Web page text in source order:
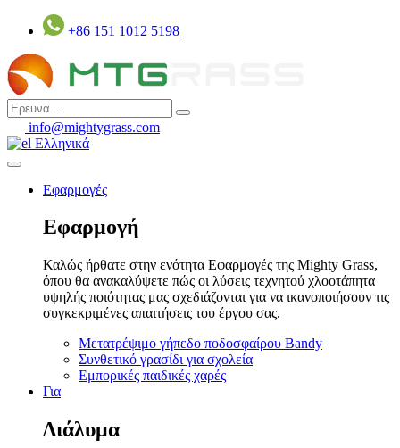
Μετάβαση
περιεχόμενο
+86 151 1012 5198
info@mightygrass.com
Ελληνικά
Εφαρμογές
Εφαρμογή
Καλώς ήρθατε στην ενότητα Εφαρμογές της Mighty Grass,
όπου θα ανακαλύψετε πώς οι λύσεις τεχνητού χλοοτάπητα
υψηλής ποιότητας μας σχεδιάζονται για να ικανοποιήσουν τις
συγκεκριμένες απαιτήσεις του έργου σας.
Μετατρέψιμο γήπεδο ποδοσφαίρου Bandy
Συνθετικό γρασίδι για σχολεία
Εμπορικές παιδικές χαρές
Για
Διάλυμα